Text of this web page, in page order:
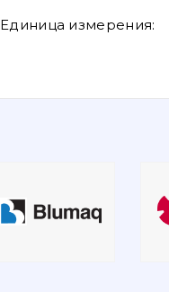
Единица измерения: